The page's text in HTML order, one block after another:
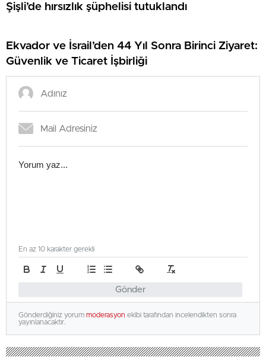
Şişli’de hırsızlık şüphelisi tutuklandı
Ekvador ve İsrail’den 44 Yıl Sonra Birinci Ziyaret:
Güvenlik ve Ticaret İşbirliği
Gönder
En az 10 karakter gerekli
Gönderdiğiniz yorum moderasyon ekibi tarafından incelendikten sonra
yayınlanacaktır.